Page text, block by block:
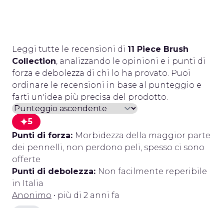
Leggi tutte le recensioni di 11 Piece Brush
Collection, analizzando le opinioni e i punti di
forza e debolezza di chi lo ha provato. Puoi
ordinare le recensioni in base al punteggio e
farti un'idea più precisa del prodotto.
5
Punti di forza: Morbidezza della maggior parte
dei pennelli, non perdono peli, spesso ci sono
offerte
Punti di debolezza: Non facilmente reperibile
in Italia
Anonimo • più di 2 anni fa